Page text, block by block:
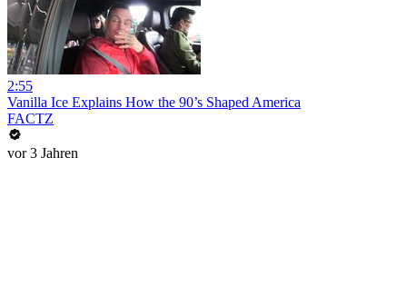
2:55
Vanilla Ice Explains How the 90’s Shaped America
FACTZ
vor 3 Jahren